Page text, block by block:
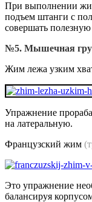
При выполнении
подъем штанги с
совершать полезную
№5. Мышечная
Жим лежа узким
Упражнение
на латеральную.
Французский жим
Это упражнение
балансируя